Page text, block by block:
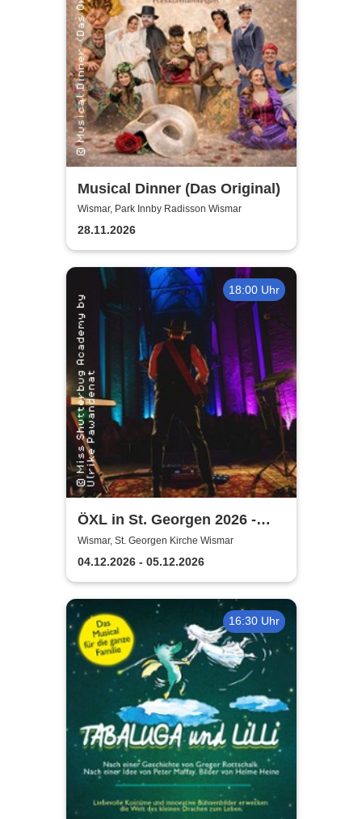
Musical Dinner (Das Original)
Wismar, Park Innby Radisson Wismar
28.11.2026
18:00 Uhr
ÖXL in St. Georgen 2026 -
WisMArGISCH 7.0
Wismar, St. Georgen Kirche Wismar
04.12.2026 - 05.12.2026
16:30 Uhr